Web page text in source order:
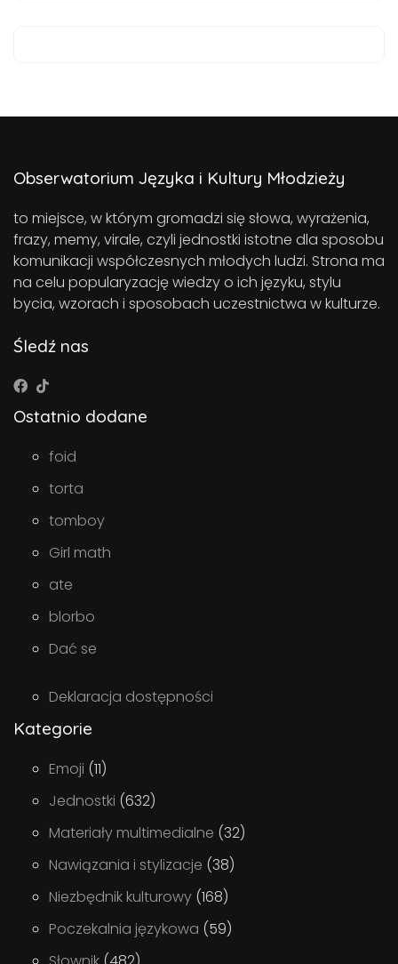
Obserwatorium Języka i Kultury Młodzieży
to miejsce, w którym gromadzi się słowa, wyrażenia,
frazy, memy, virale, czyli jednostki istotne dla sposobu
komunikacji współczesnych młodych ludzi. Strona ma
na celu popularyzację wiedzy o ich języku, stylu
bycia, wzorach i sposobach uczestnictwa w kulturze.
Śledź nas
Ostatnio dodane
foid
torta
tomboy
Girl math
ate
blorbo
Dać se
Deklaracja dostępności
Kategorie
Emoji (11)
Jednostki (632)
Materiały multimedialne (32)
Nawiązania i stylizacje (38)
Niezbędnik kulturowy (168)
Poczekalnia językowa (59)